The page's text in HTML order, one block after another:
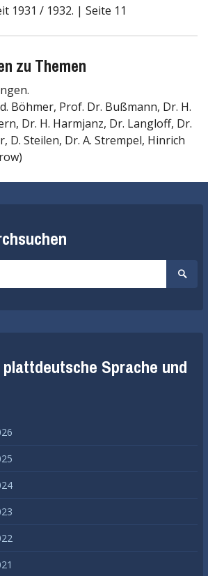
1931 / 1932. | Seite 11
zu Themen
Böhmer, Prof. Dr. Bußmann, Dr. H.
Dr. H. Harmjanz, Dr. Langloff, Dr.
D. Steilen, Dr. A. Strempel, Hinrich
Suche
Sprache und